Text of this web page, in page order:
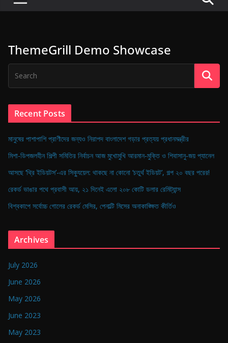
s
e
f
D
i
g
a
l
B
n
g
ThemeGrill Demo Showcase
Recent Posts
মানুষের পাশাপাশি প্রাণীদের জন্যও নিরাপদ বাংলাদেশ গড়ার প্রত্যয় প্রধানমন্ত্রীর
মিশা-ডিপজলহীন শিল্পী সমিতির নির্বাচন আজ মুখোমুখি আরমান-মুক্তি ও শিবাসানু-জয় প্যানেল
আসছে ‘থ্রি ইডিয়টস’-এর সিক্যুয়েল: থাকছে না কোনো ‘চতুর্থ ইডিয়ট’, গল্প ২০ বছর পরের!
রেকর্ড ভাঙার পথে প্রবাসী আয়, ২১ দিনেই এলো ২০৮ কোটি ডলার রেমিট্যান্স
বিশ্বকাপে সর্বোচ্চ গোলের রেকর্ড মেসির, পেনাল্টি মিসের অনাকাঙ্ক্ষিত কীর্তিও
Archives
July 2026
June 2026
May 2026
June 2023
May 2023